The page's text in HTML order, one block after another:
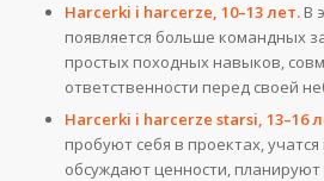
Harcerki i harcerze, 10–13 лет.В
появляется больше командных
простых походных навыков,
ответственности перед своей
Harcerki i harcerze starsi, 13–16
пробуют себя в проектах,
обсуждают ценности,